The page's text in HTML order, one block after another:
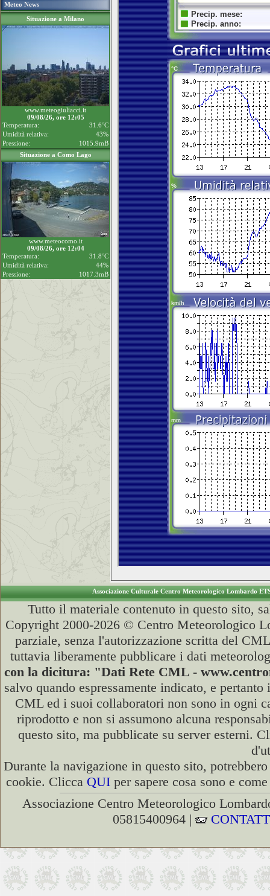
Meteo News
Situazione a Milano
www.meteogiuliacci.it
09/08/26, ore 12:05
Temperatura:
31.6°C
Umidità relativa:
43%
Pressione:
1015.9mB
Situazione a Como Lago
www.meteocomo.it
09/08/26, ore 12:04
Temperatura:
31.8°C
Umidità relativa:
44%
Pressione:
1017.3mB
Associazione Culturale Centro Meteorologico Lombardo
Tutto il materiale contenuto in questo sito,
Copyright 2000-2026 © Centro Meteorologico
parziale, senza l'autorizzazione scritta del
tuttavia liberamente pubblicare i dati
con la dicitura: "Dati Rete CML -
salvo quando espressamente indicato, e
CML ed i suoi collaboratori non sono in ogni
riprodotto e non si assumono alcuna
questo sito, ma pubblicate su server esterni.
Durante la navigazione in questo sito,
cookie. Clicca QUI per sapere cosa sono e
Associazione Centro Meteorologico
05815400964 |